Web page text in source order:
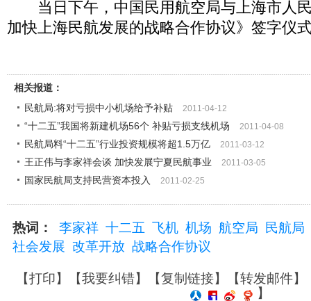
当日下午，中国民用航空局与上海市人
加快上海民航发展的战略合作协议》签字仪
相关报道：
民航局:将对亏损中小机场给予补贴
2011-04-12
“十二五”我国将新建机场56个 补贴亏损支线机场 2011-04-08
民航局料“十二五”行业投资规模将超1.5万亿 2011-03-12
王正伟与李家祥会谈 加快发展宁夏民航事业 2011-03-05
国家民航局支持民营资本投入 2011-02-25
热词： 李家祥 十二五 飞机 机场 航空局
民航局
社会发展 改革开放 战略合作协议
【打印】【我要纠错】【复制链接】【转发邮件】
】